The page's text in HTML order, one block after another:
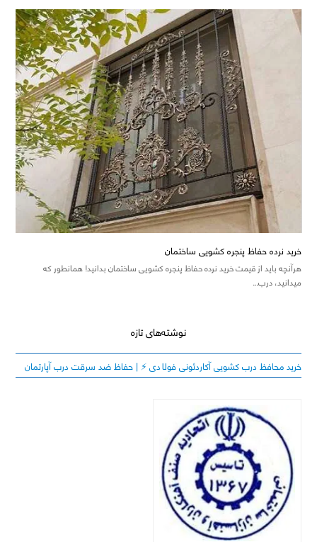
خرید نرده حفاظ پنجره کشویی ساختمان
هرآنچه باید از قیمت خرید نرده حفاظ پنجره کشویی ساختمان بدانید! همانطور که
میدانید، درب…
نوشته‌های تازه
خرید محافظ درب کشویی آکاردئونی فولادی ⚡️ | حفاظ ضد سرقت درب آپارتمان